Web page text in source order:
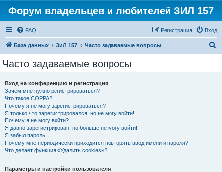
Форум владельцев и любителей ЗИЛ 157
FAQ Вход
Регистрация
База данных ЗиЛ 157 Часто задаваемые вопросы
Часто задаваемые вопросы
Вход на конференцию и регистрация
Зачем мне нужно регистрироваться?
Что такое COPPA?
Почему я не могу зарегистрироваться?
Я только что зарегистрировался, но не могу войти!
Почему я не могу войти?
Я давно зарегистрирован, но больше не могу войти!
Я забыл пароль!
Почему мне периодически приходится повторять ввод имени и пароля?
Что делает функция «Удалить cookies»?
Параметры и настройки пользователя